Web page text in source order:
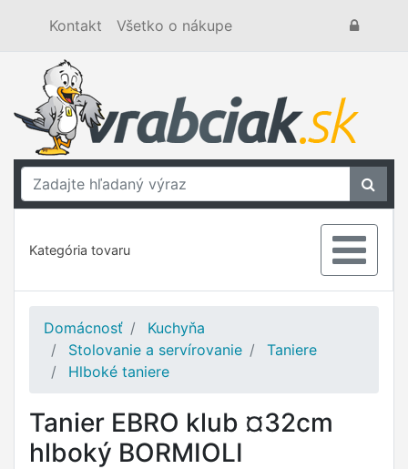
Kontakt Všetko o nákupe
Kategória tovaru
Domácnosť
Kuchyňa
Stolovanie a servírovanie
Taniere
Hlboké taniere
Tanier EBRO klub ¤32cm
hlboký BORMIOLI